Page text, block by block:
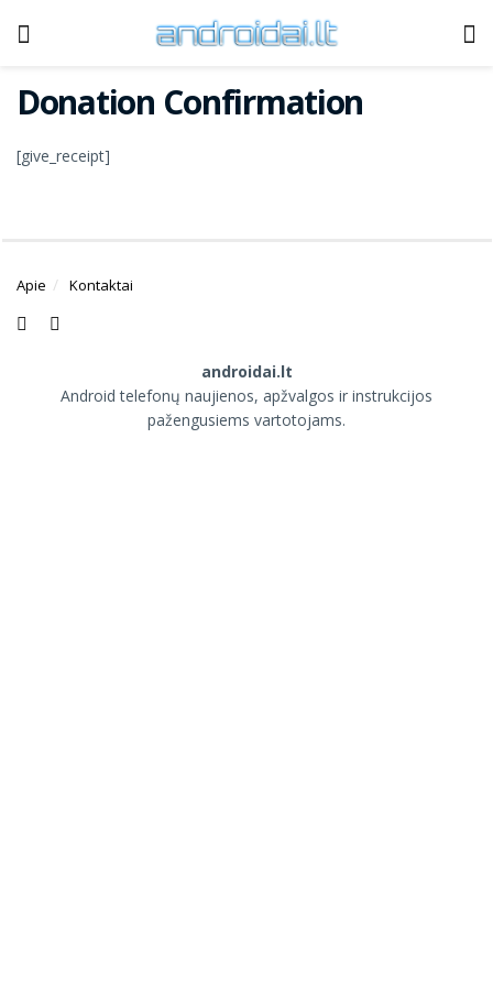
Donation Confirmation
[give_receipt]
Apie Kontaktai
androidai.lt
Android telefonų naujienos, apžvalgos ir instrukcijos
pažengusiems vartotojams.